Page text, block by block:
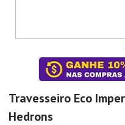
Travesseiro Eco
Hedrons
7º
Aparelho Jantar
Xicara
Tapete
10º Lixeira